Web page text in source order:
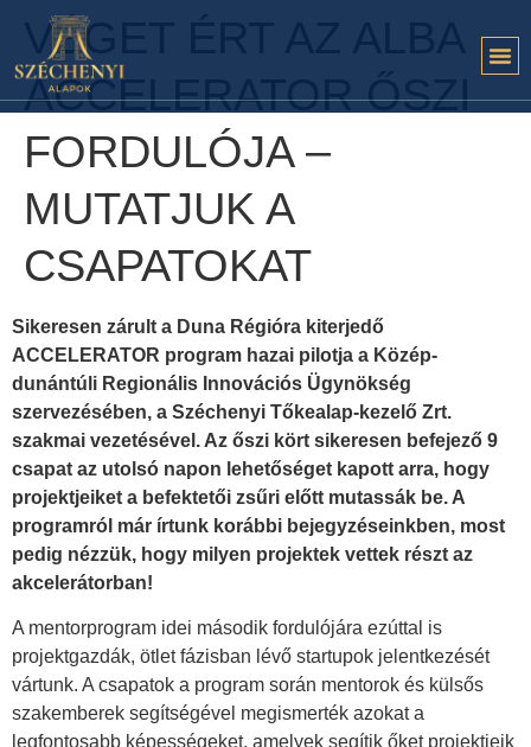
VÉGET ÉRT AZ ALBA
ACCELERATOR ŐSZI
FORDULÓJA –
MUTATJUK A
CSAPATOKAT
Sikeresen zárult a Duna Régióra kiterjedő
ACCELERATOR program hazai pilotja a Közép-
dunántúli Regionális Innovációs Ügynökség
szervezésében, a Széchenyi Tőkealap-kezelő Zrt.
szakmai vezetésével. Az őszi kört sikeresen befejező 9
csapat az utolsó napon lehetőséget kapott arra, hogy
projektjeiket a befektetői zsűri előtt mutassák be. A
programról már írtunk korábbi bejegyzéseinkben, most
pedig nézzük, hogy milyen projektek vettek részt az
akcelerátorban!
A mentorprogram idei második fordulójára ezúttal is
projektgazdák, ötlet fázisban lévő startupok jelentkezését
vártunk. A csapatok a program során mentorok és külsős
szakemberek segítségével megismerték azokat a
legfontosabb képességeket, amelyek segítik őket projektjeik